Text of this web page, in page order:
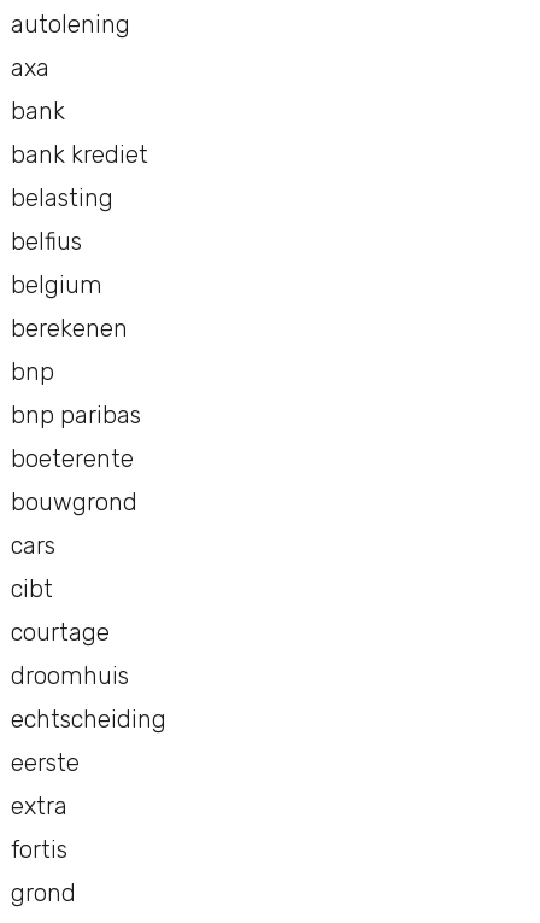
autolening
axa
bank
bank krediet
belasting
belfius
belgium
berekenen
bnp
bnp paribas
boeterente
bouwgrond
cars
cibt
courtage
droomhuis
echtscheiding
eerste
extra
fortis
grond